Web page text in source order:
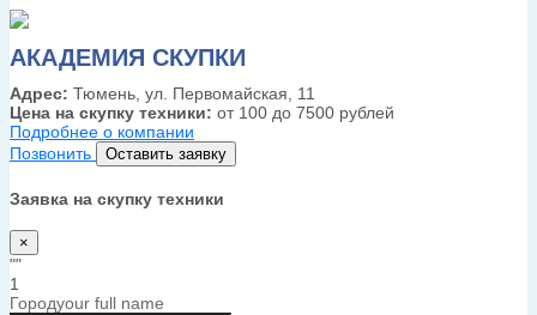
АКАДЕМИЯ СКУПКИ
Адрес: Тюмень, ул. Первомайская, 11
Цена на скупку техники: от 100 до 7500 рублей
Подробнее о компании
Позвонить
Оставить заявку
Заявка на скупку техники
×
""
1
Городyour full name